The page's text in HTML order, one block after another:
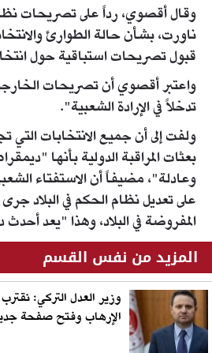
وقال أقصوي، رداً على تصريحات
ناورت، بشأن حالة الطوارئ
قبول تصريحات استباقية حول
واعتبر أقصوي أن تصريحات
تدخلاً في الإرادة الشعبية".
ولفت إلى أن جميع الانتخابات التي
بعثات المراقبة الدولية بأنها
على تعديل نظام الحكم في البلاد
المفروضة في البلاد، وهذا "يعد
المزيد من نفس القسم
وزير العدل التركي:
الإرهاب وفتح صفحة